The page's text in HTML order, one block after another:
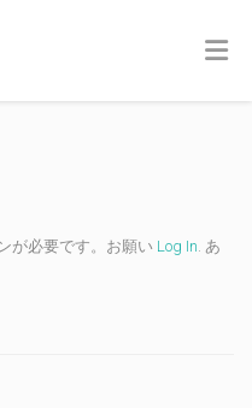
が必要です。お願い Log In. あ